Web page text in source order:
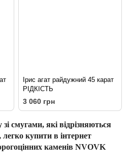
Ірис агат райдужний 45 карат
РІДКІСТЬ
3 060 грн
смугами, які відрізняються
купити в інтернет
каменів NVOVK